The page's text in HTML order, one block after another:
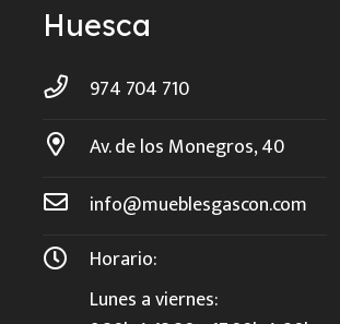
Huesca
974 704 710
Av. de los Monegros, 40
info@mueblesgascon.com
Horario:
Lunes a viernes: